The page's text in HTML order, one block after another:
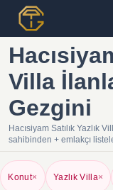
Villa
Gezgini
Hacısiyam Satılık Yazlık
sahibinden + emlakçı
Konut× Yazlık Villa×